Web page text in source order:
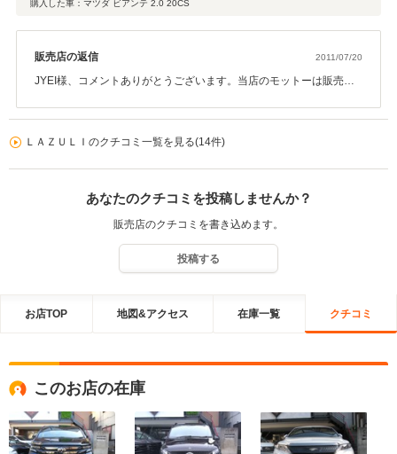
購入した車：マツダ ビアンテ 2.0 20CS
販売店の返信 2011/07/20
JYEI様、コメントありがとうございます。当店のモットーは販売す
ご使用下さい！納車時にもお伝えさせて頂きましたが、気になる事
ともよろしくお願い致します。
ＬＡＺＵＬＩのクチコミ一覧を見る(14件)
あなたのクチコミを投稿しませんか？
販売店のクチコミを書き込めます。
投稿する
お店TOP 地図&アクセス 在庫一覧 クチコミ
このお店の在庫